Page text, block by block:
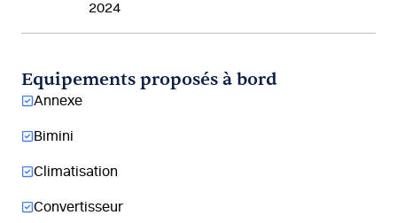
2024
Equipements proposés à bord
Annexe
Bimini
Climatisation
Convertisseur